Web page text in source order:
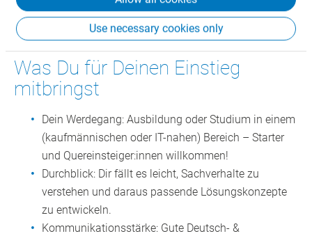
Use necessary cookies only
Benefits, Firmenevents, und vieles mehr.
Was Du für Deinen Einstieg
mitbringst
Dein Werdegang: Ausbildung oder Studium in einem
(kaufmännischen oder IT-nahen) Bereich – Starter
und Quereinsteiger:innen willkommen!
Durchblick: Dir fällt es leicht, Sachverhalte zu
verstehen und daraus passende Lösungskonzepte
zu entwickeln.
Kommunikationsstärke: Gute Deutsch- &